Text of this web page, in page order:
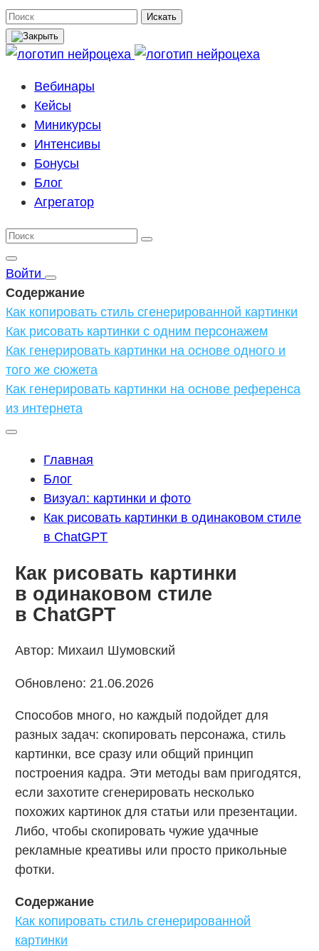
Поиск Искать
Вебинары
Кейсы
Миникурсы
Интенсивы
Бонусы
Блог
Агрегатор
Войти
Содержание
Как копировать стиль сгенерированной картинки
Как рисовать картинки с одним персонажем
Как генерировать картинки на основе одного и
того же сюжета
Как генерировать картинки на основе референса
из интернета
Главная
Блог
Визуал: картинки и фото
Как рисовать картинки в одинаковом стиле
в ChatGPT
Как рисовать картинки
в одинаковом стиле
в ChatGPT
Автор: Михаил Шумовский
Обновлено: 21.06.2026
Способов много, но каждый подойдет для
разных задач: скопировать персонажа, стиль
картинки, все сразу или общий принцип
построения кадра. Эти методы вам пригодятся,
если захотите сгенерировать несколько
похожих картинок для статьи или презентации.
Либо, чтобы скопировать чужие удачные
рекламные креативы или просто прикольные
фотки.
Содержание
Как копировать стиль сгенерированной
картинки